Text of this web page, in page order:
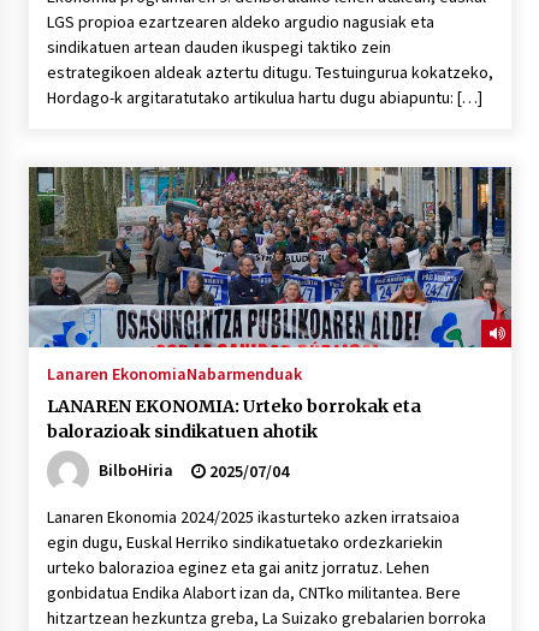
LGS propioa ezartzearen aldeko argudio nagusiak eta
sindikatuen artean dauden ikuspegi taktiko zein
estrategikoen aldeak aztertu ditugu. Testuingurua kokatzeko,
Hordago-k argitaratutako artikulua hartu dugu abiapuntu: […]
Lanaren EkonomiaNabarmenduak
LANAREN EKONOMIA: Urteko borrokak eta
balorazioak sindikatuen ahotik
BilboHiria
2025/07/04
Lanaren Ekonomia 2024/2025 ikasturteko azken irratsaioa
egin dugu, Euskal Herriko sindikatuetako ordezkariekin
urteko balorazioa eginez eta gai anitz jorratuz. Lehen
gonbidatua Endika Alabort izan da, CNTko militantea. Bere
hitzartzean hezkuntza greba, La Suizako grebalarien borroka